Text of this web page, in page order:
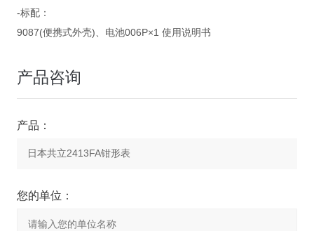
-标配：
9087(便携式外壳)、电池006P×1 使用说明书
产品咨询
产品：
您的单位：